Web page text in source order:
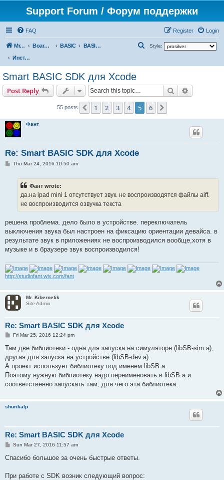
Support Forum / Форум поддержки
FAQ Login
Register
Mr. Kibernetik software Board index BASIC
BASIC SDK for Xcode
Инструкции
Style:
Smart BASIC SDK для Xcode
Post Reply Search
55 posts Previous
1 2 3 4 5 6
Фант
Re: Smart BASIC SDK для Xcode
PThu Mar 24, 2016 10:50 am
Фант wrote:
да.на ipad mini 1 отсутствует звук. не воспроизводятся файлы aiff.
не воспроизводится озвучка текста
решена проблема. дело было в устройстве. переключатель
выключения звука был настроен на фиксацию ориентации девайса. в
результате звук в приложениях не воспроизводился вообще,хотя в
музыке и в браузере звук воспроизводился!
http://studiofant.wix.com/fant
Mr. Kibernetik
Site Admin
Re: Smart BASIC SDK для Xcode
P
s
Fri Mar 25, 2016 12:24 pm
Там две библиотеки - одна для запуска на симуляторе (libSB-sim.a),
другая для запуска на устройстве (libSB-dev.a).
А проект использует библиотеку под именем libSB.a.
Поэтому нужную библиотеку надо переименовать в libSB.a и
соответственно запускать там, для чего эта библиотека.
shurikalp
Re: Smart BASIC SDK для Xcode
P
s
Sun Mar 27, 2016 11:57 am
Спасибо большое за очень быстрые ответы.
При работе с SDK возник следующий вопрос: